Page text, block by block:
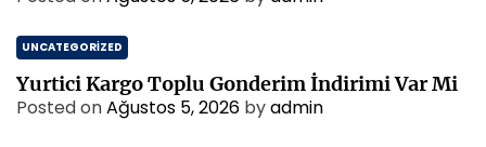
UNCATEGORIZED
Yurtici Kargo Toplu Gonderim İndirimi Var Mi
Posted onAğustos 5, 2026 byadmin